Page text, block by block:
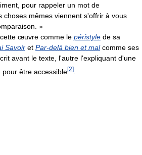
pour rappeler un mot de
choses mêmes viennent s'offrir à vous
»
œuvre comme le péristyle de sa
Savoir et Par-delà bien et malcomme ses
avant le texte, l'autre l'expliquant d'une
être accessible[2]